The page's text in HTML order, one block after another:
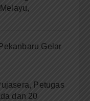
Gelar
Petugas
dan 20